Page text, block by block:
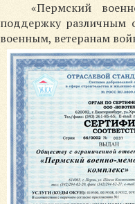
«Пермский
поддержку различным
военным, ветеранам